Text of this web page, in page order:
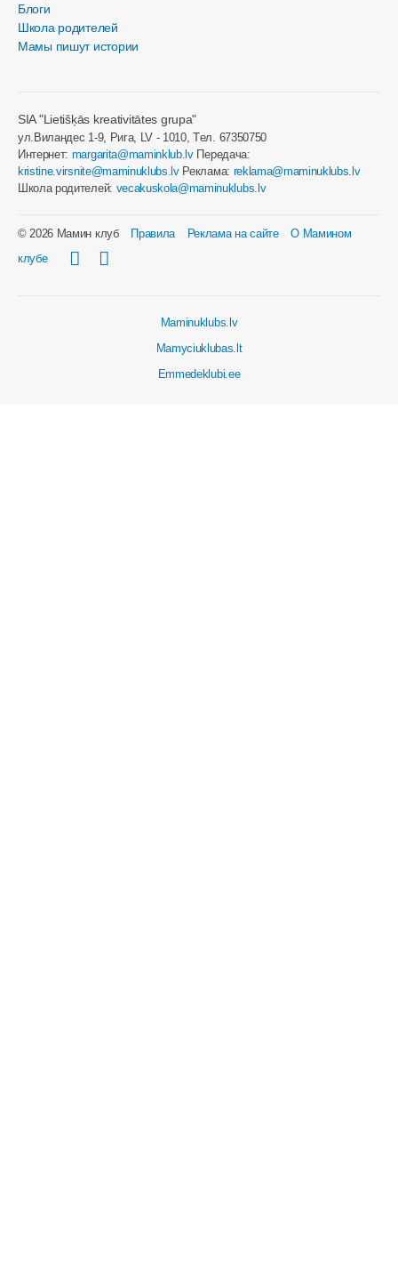
Блоги
Школа родителей
Мамы пишут истории
SIA "Lietišķās kreativitātes grupa"
ул.Виландес 1-9, Рига, LV - 1010, Tел. 67350750
Интернет: margarita@maminklub.lvПередача:
kristine.virsnite@maminuklubs.lvРеклама: reklama@maminuklubs.lv
Школа родителей: vecakuskola@maminuklubs.lv
© 2026 Мамин клуб Правила Реклама на сайте
О Мамином
клубе
Maminuklubs.lv
Mamyciuklubas.lt
Emmedeklubi.ee